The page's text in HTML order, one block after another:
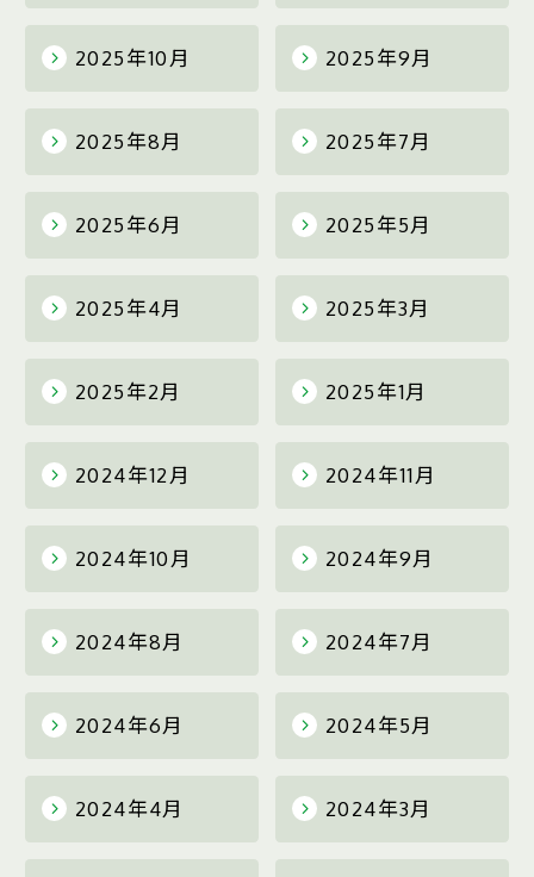
2025年10月 2025年9月
2025年8月 2025年7月
2025年6月 2025年5月
2025年4月 2025年3月
2025年2月 2025年1月
2024年12月 2024年11月
2024年10月 2024年9月
2024年8月 2024年7月
2024年6月 2024年5月
2024年4月 2024年3月